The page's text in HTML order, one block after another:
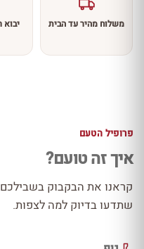
משלוח מהיר עד הבית
יבוא
פרופיל הטעם
איך זה טועם?
קראנו את הבקבוק
שתדעו בדיוק למה לצפות.